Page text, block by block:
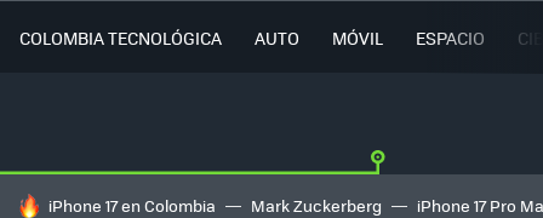
COLOMBIA TECNOLÓGICA AUTO MÓVIL ESPACIO
HOY SE HABLA DE
iPhone 17 en Colombia Mark Zuckerberg iPhone 17 Pro